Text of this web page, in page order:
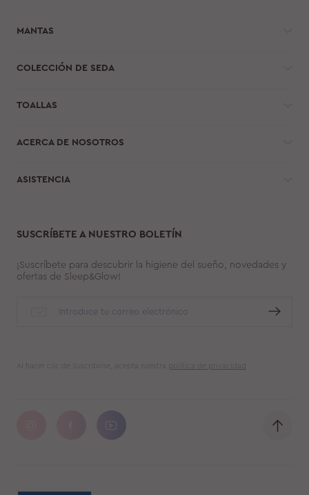
MANTAS
COLECCIÓN DE SEDA
TOALLAS
ACERCA DE NOSOTROS
ASISTENCIA
SUSCRÍBETE A NUESTRO BOLETÍN
¡Suscríbete para descubrir la higiene del sueño, novedades y
ofertas de Sleep&Glow!
Al hacer clic de Suscribirse, acepta nuestra política de privacidad